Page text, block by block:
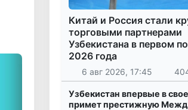
Китай и Россия стали
торговыми партнерами
Узбекистана в первом
2026 года
6 авг 2026, 17:45
Узбекистан впервые в
примет престижную